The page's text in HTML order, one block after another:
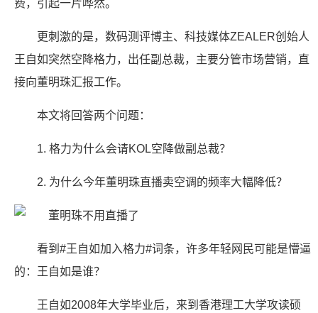
费，引起一片哗然。
更刺激的是，数码测评博主、科技媒体ZEALER创始人
王自如突然空降格力，出任副总裁，主要分管市场营销，直
接向董明珠汇报工作。
本文将回答两个问题：
1. 格力为什么会请KOL空降做副总裁？
2. 为什么今年董明珠直播卖空调的频率大幅降低？
看到#王自如加入格力#词条，许多年轻网民可能是懵逼
的：王自如是谁？
王自如2008年大学毕业后，来到香港理工大学攻读硕